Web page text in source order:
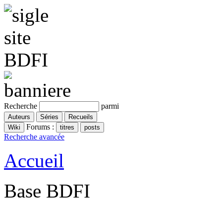
Recherche parmi
Forums :
Recherche avancée
Accueil
Base BDFI